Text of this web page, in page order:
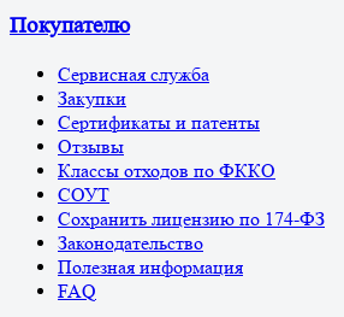
Покупателю
Сервисная служба
Закупки
Сертификаты и патенты
Отзывы
Классы отходов по ФККО
СОУТ
Сохранить лицензию по 174-ФЗ
Законодательство
Полезная информация
FAQ